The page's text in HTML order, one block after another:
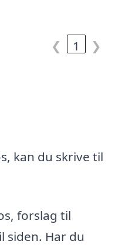
❮ 1 ❯
kan du skrive til
forslag til
siden. Har du